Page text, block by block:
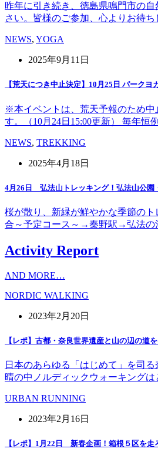
昨年に引き続き、徳島県鳴門市の
さい。皆様のご参加、心よりお待
NEWS, YOGA
2025年9月11日
【荒天につき中止決定】10月25日 パークヨ
※本イベントは、荒天予報のため中
す。（10月24日15:00更新） 毎年
NEWS, TREKKING
2025年4月18日
4月26日 弘法山トレッキング！弘法山公園
桜が散り、新緑が鮮やかな季節の
合～予定コース～→秦野駅→弘法
Activity Report
AND MORE…
NORDIC WALKING
2023年2月20日
【レポ】古都・奈良世界遺産と山の辺の道
日本のあらゆる「はじめて」を司
晴の中ノルディックウォーキング
URBAN RUNNING
2023年2月16日
【レポ】1月22日 新春企画！箱根５区を走